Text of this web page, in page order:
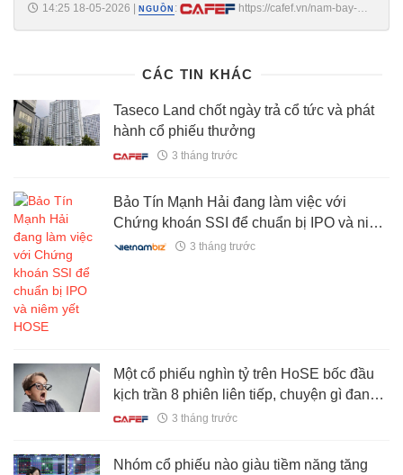
14:25 18-05-2026 | NGUỒN :
https://cafef.vn/nam-bay-
CÁC TIN KHÁC
Taseco Land chốt ngày trả cổ tức và phát
hành cổ phiếu thưởng
3 tháng trước
Bảo Tín Mạnh Hải đang làm việc với
Chứng khoán SSI để chuẩn bị IPO và niêm
yết HOSE
3 tháng trước
Một cổ phiếu nghìn tỷ trên HoSE bốc đầu
kịch trần 8 phiên liên tiếp, chuyện gì đang
diễn ra? 3 tháng trước
Nhóm cổ phiếu nào giàu tiềm năng tăng